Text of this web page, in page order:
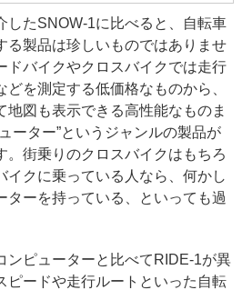
たSNOW-1に比べると、自転車
る製品は珍しいものではありませ
ドバイクやクロスバイクでは走行
どを測定する低価格なものから、
地図も表示できる高性能なものま
ーター”というジャンルの製品が
。街乗りのクロスバイクはもちろ
イクに乗っている人なら、何かし
ターを持っている、といっても過
ピューターと比べてRIDE-1が異
ピードや走行ルートといった自転